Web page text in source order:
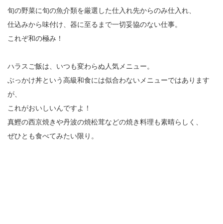
旬の野菜に旬の魚介類を厳選した仕入れ先からのみ仕入れ、
仕込みから味付け、器に至るまで一切妥協のない仕事。
これぞ和の極み！
ハラスご飯は、いつも変わらぬ人気メニュー。
ぶっかけ丼という高級和食には似合わないメニューではあります
が、
これがおいしいんですよ！
真鰹の西京焼きや丹波の焼松茸などの焼き料理も素晴らしく、
ぜひとも食べてみたい限り。